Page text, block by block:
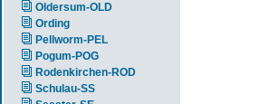
Oldersum-OLD
Ording
Pellworm-PEL
Pogum-POG
Rodenkirchen-ROD
Schulau-SS